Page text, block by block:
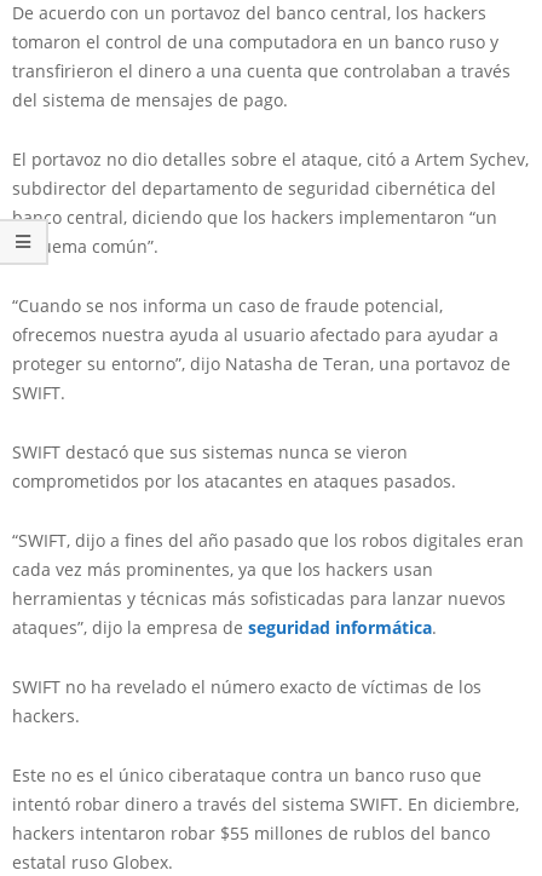
De acuerdo con un portavoz del banco central, los hackers
tomaron el control de una computadora en un banco ruso y
transfirieron el dinero a una cuenta que controlaban a través
del sistema de mensajes de pago.
El portavoz no dio detalles sobre el ataque, citó a Artem Sychev,
subdirector del departamento de seguridad cibernética del
banco central, diciendo que los hackers implementaron “un
esquema común”.
“Cuando se nos informa un caso de fraude potencial,
ofrecemos nuestra ayuda al usuario afectado para ayudar a
proteger su entorno”, dijo Natasha de Teran, una portavoz de
SWIFT.
SWIFT destacó que sus sistemas nunca se vieron
comprometidos por los atacantes en ataques pasados.
“SWIFT, dijo a fines del año pasado que los robos digitales eran
cada vez más prominentes, ya que los hackers usan
herramientas y técnicas más sofisticadas para lanzar nuevos
ataques”, dijo la empresa de seguridad informática.
SWIFT no ha revelado el número exacto de víctimas de los
hackers.
Este no es el único ciberataque contra un banco ruso que
intentó robar dinero a través del sistema SWIFT. En diciembre,
hackers intentaron robar $55 millones de rublos del banco
estatal ruso Globex.